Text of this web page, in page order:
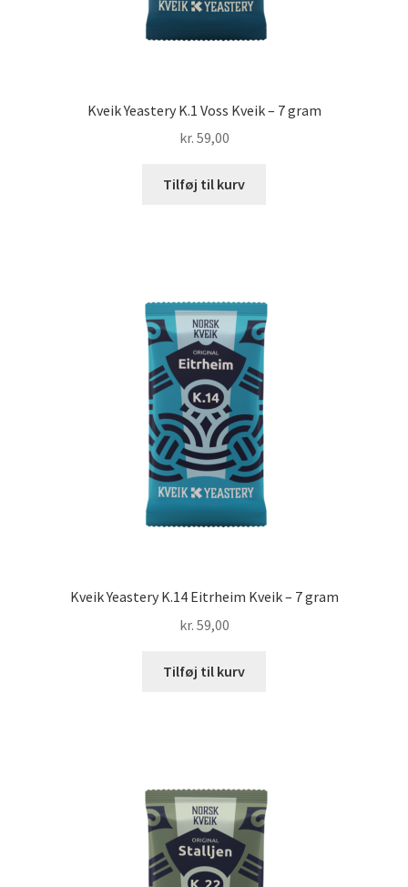
Kveik Yeastery K.1 Voss Kveik – 7 gram
kr. 59,00
Tilføj til kurv
Kveik Yeastery K.14 Eitrheim Kveik – 7 gram
kr. 59,00
Tilføj til kurv